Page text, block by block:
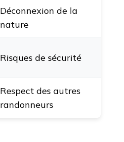
Déconnexion de la
nature
Risques de sécurité
Respect des autres
randonneurs